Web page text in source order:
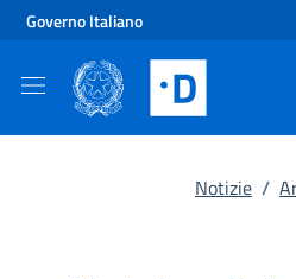
Vai al contenuto principale
Vai al footer
Governo Italiano
Notizie /